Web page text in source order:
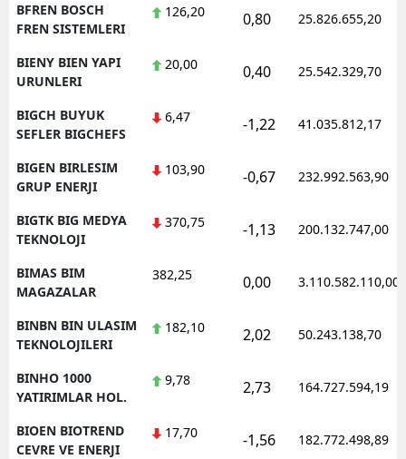
BFREN BOSCH
FREN SISTEMLERI
126,20 0,80 25.826.655,20
BIENY BIEN YAPI
URUNLERI
20,00 0,40 25.542.329,70
BIGCH BUYUK
SEFLER BIGCHEFS
6,47 -1,22 41.035.812,17
BIGEN BIRLESIM
GRUP ENERJI
103,90 -0,67 232.992.563,90
BIGTK BIG MEDYA
TEKNOLOJI
370,75 -1,13 200.132.747,00
BIMAS BIM
MAGAZALAR
382,25 0,00 3.110.582.110,00
BINBN BIN ULASIM
TEKNOLOJILERI
182,10 2,02 50.243.138,70
BINHO 1000
YATIRIMLAR HOL.
9,78 2,73 164.727.594,19
BIOEN BIOTREND
CEVRE VE ENERJI
17,70 -1,56 182.772.498,89